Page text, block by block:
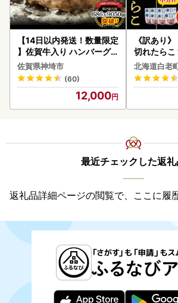
【14日以内発送！数量限定
】佐賀牛入り ハンバーグ 2
2個 2.6kg(120g×22個)(H
083106)
佐賀県神埼市
(60)
12,000
《訳あり
切れたら
0g AK081
北海道白老
最近チェックした返
返礼品詳細ページの閲覧で、ここに履